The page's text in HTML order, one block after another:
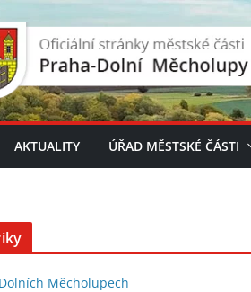
AKTUALITY ÚŘAD MĚSTSKÉ ČÁSTI
Měcholupech